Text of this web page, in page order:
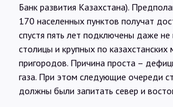
Банк развития Казахстана).
170 населенных пунктов получат
спустя пять лет подключены даже не
столицы и крупных по казахстанских
пригородов. Причина проста –
газа. При этом следующие очереди
должны были запитать север и